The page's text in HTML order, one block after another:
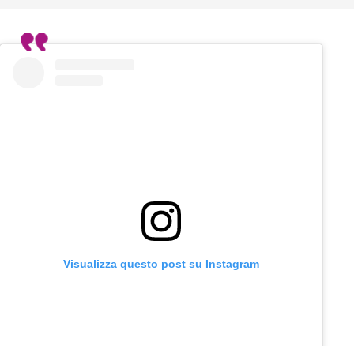
Visualizza questo post su Instagram